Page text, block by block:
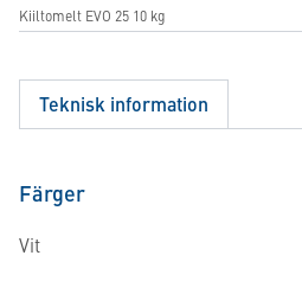
Kiiltomelt EVO 25 10 kg
Teknisk information
Färger
Vit